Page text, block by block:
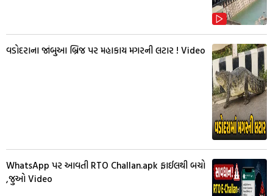
વડોદરાના જાંબુઆ બ્રિજ પર મહાકાય મગરની લટાર ! Video
WhatsApp પર આવતી RTO Challan.apk ફાઈલથી બચો
,જુઓ Video